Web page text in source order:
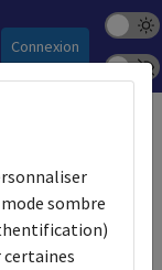
Connexion
Mode
Police
obligatoires.
sombre